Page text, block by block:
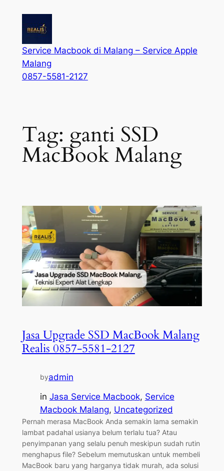
Service Macbook di Malang – Service Apple
Malang
0857-5581-2127
Tag: ganti SSD
MacBook Malang
Jasa Upgrade SSD MacBook Malang
Realis 0857-5581-2127
byadmin
in Jasa Service Macbook, Service
Macbook Malang, Uncategorized
Pernah merasa MacBook Anda semakin lama semakin
lambat padahal usianya belum terlalu tua? Atau
penyimpanan yang selalu penuh meskipun sudah rutin
menghapus file? Sebelum memutuskan untuk membeli
MacBook baru yang harganya tidak murah, ada solusi